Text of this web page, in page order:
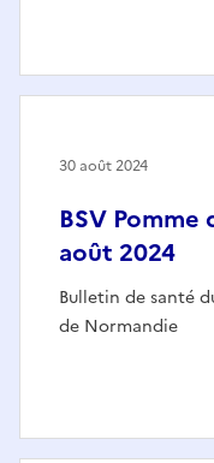
BSV Pomme
août 2024
Bulletin de santé
de Normandie
30 août 2024